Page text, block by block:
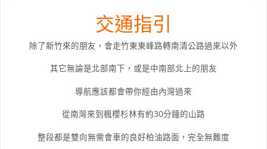
交通指引
除了新竹來的朋友，會走竹東東峰路轉南清公路過來以外
其它無論是北部南下，或是中南部北上的朋友
導航應該都會帶你經由內灣過來
從南灣來到楓櫻杉林有約30分鐘的山路
整段都是雙向無需會車的良好柏油路面，完全無難度